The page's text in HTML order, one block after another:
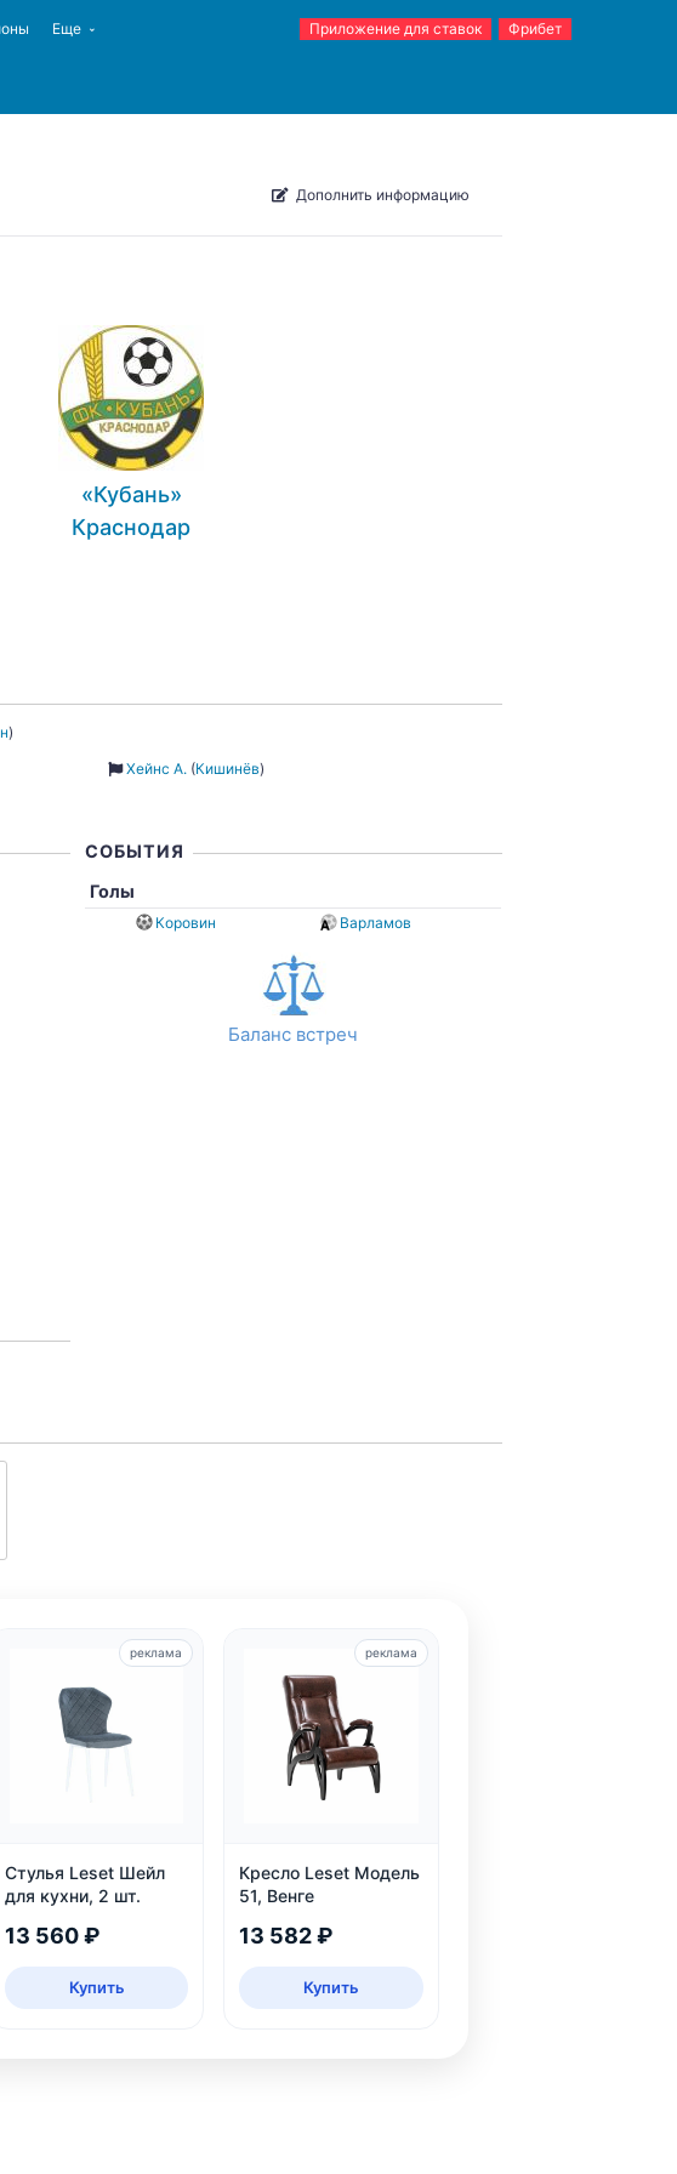
Еще Приложение для ставок Фрибет
Дополнить информацию
«Кубань»
Краснодар
)
Хейнс А.(Кишинёв)
СОБЫТИЯ
Голы
Коровин Варламов
Баланс встреч
Стулья Leset Шейл
для кухни, 2 шт.
13 560 ₽
Купить
реклама
Кресло Leset Модель
51, Венге
13 582 ₽
Купить
реклама